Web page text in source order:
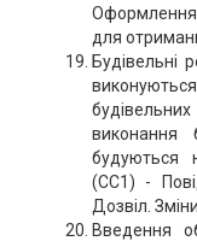
Оформлення
для
Будівельні
виконання
будуються
(СС1) -
Дозвіл.
Введення